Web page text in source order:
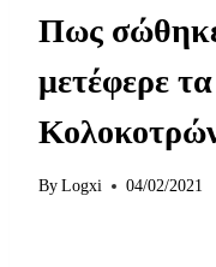
Πως
μετέφερε
By Logxi 04/02/2021